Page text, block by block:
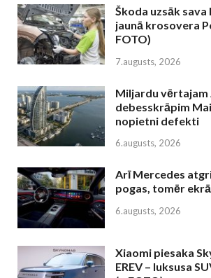
Škoda uzsāk
jaunā krosovera
FOTO)
7.augusts, 2026
Miljardu
debesskrāpim
nopietni defekti
6.augusts, 2026
Arī Mercedes
pogas, tomēr
6.augusts, 2026
Xiaomi piesaka
EREV – luksusa